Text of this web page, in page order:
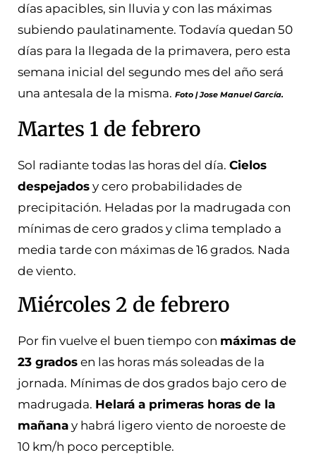
días apacibles, sin lluvia y con las máximas
subiendo paulatinamente. Todavía quedan 50
días para la llegada de la primavera, pero esta
semana inicial del segundo mes del año será
una antesala de la misma. Foto | Jose Manuel García.
Martes 1 de febrero
Sol radiante todas las horas del día. Cielos
despejados y cero probabilidades de
precipitación. Heladas por la madrugada con
mínimas de cero grados y clima templado a
media tarde con máximas de 16 grados. Nada
de viento.
Miércoles 2 de febrero
Por fin vuelve el buen tiempo con máximas de
23 grados en las horas más soleadas de la
jornada. Mínimas de dos grados bajo cero de
madrugada. Helará a primeras horas de la
mañana y habrá ligero viento de noroeste de
10 km/h poco perceptible.